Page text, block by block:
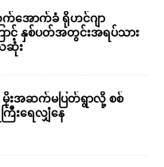
က်အောက်ခံ ရိုဟင်ဂျာ
နှစ်ပတ်အတွင်းအရပ်သား
ဆုံး
မိုးအဆက်မပြတ်ရွာလို့ စစ်
ြီးရေလျှံနေ